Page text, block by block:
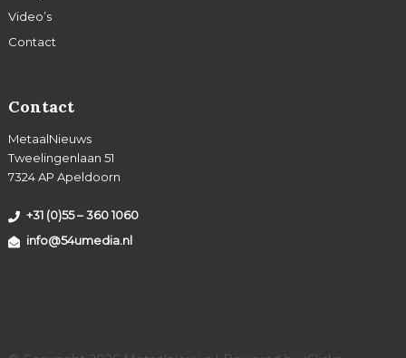
Video’s
Contact
Contact
MetaalNieuws
Tweelingenlaan 51
7324 AP Apeldoorn
+31 (0)55 – 360 1060
info@54umedia.nl